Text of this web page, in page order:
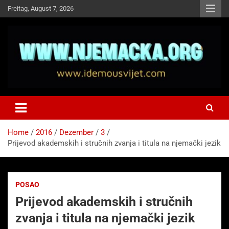
Skip
to
Freitag, August 7, 2026
Idemo u Svijet-Njemacka!
Home 2016 Dezember
3
Prijevod akademskih i stručnih zvanja i titula na njemački jezik
POSAO
Prijevod akademskih i stručnih
zvanja i titula na njemački jezik